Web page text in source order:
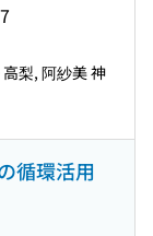
梨, 阿紗美 神
循環活用